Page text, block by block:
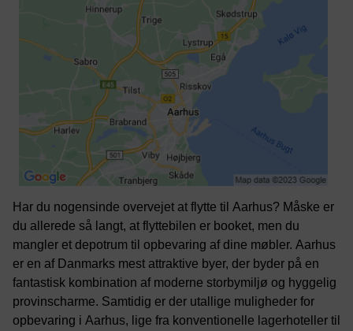
Har du nogensinde overvejet at flytte til Aarhus? Måske er
du allerede så langt, at flyttebilen er booket, men du
mangler et depotrum til opbevaring af dine møbler. Aarhus
er en af Danmarks mest attraktive byer, der byder på en
fantastisk kombination af moderne storbymiljø og hyggelig
provinscharme. Samtidig er der utallige muligheder for
opbevaring i Aarhus, lige fra konventionelle lagerhoteller til